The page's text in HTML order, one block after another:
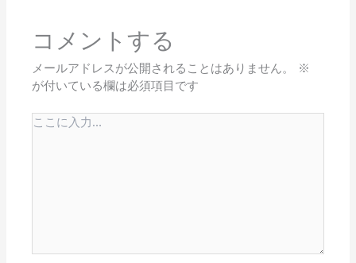
コメントする
メールアドレスが公開されることはありません。
※
が付いている欄は必須項目です
こ